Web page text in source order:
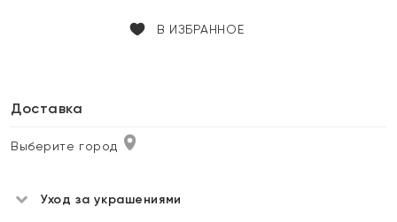
В ИЗБРАННОЕ
Доставка
Выберите город
Уход за украшениями